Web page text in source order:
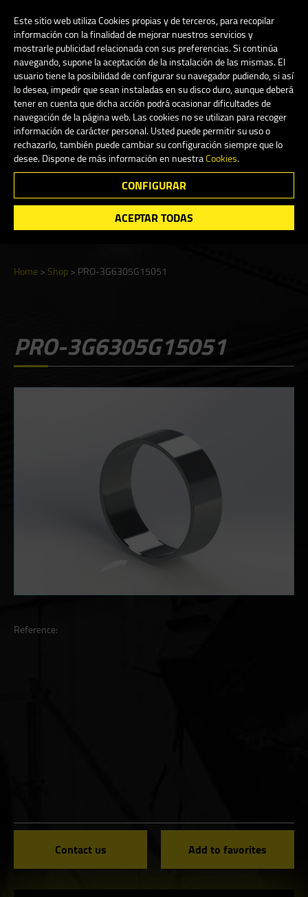
Este sitio web utiliza Cookies propias y de terceros, para recopilar
información con la finalidad de mejorar nuestros servicios y
mostrarle publicidad relacionada con sus preferencias. Si continúa
navegando, supone la aceptación de la instalación de las mismas. El
usuario tiene la posibilidad de configurar su navegador pudiendo, si así
lo desea, impedir que sean instaladas en su disco duro, aunque deberá
tener en cuenta que dicha acción podrá ocasionar dificultades de
navegación de la página web. Las cookies no se utilizan para recoger
información de carácter personal. Usted puede permitir su uso o
rechazarlo, también puede cambiar su configuración siempre que lo
desee. Dispone de más información en nuestraCookies.
CONFIGURAR
ACEPTAR TODAS
My Account
English
Shop
Search
Home>Shop>PRO-3G6305G15051
PRO-3G6305G15051
Reference:
Contact us Add to favorites